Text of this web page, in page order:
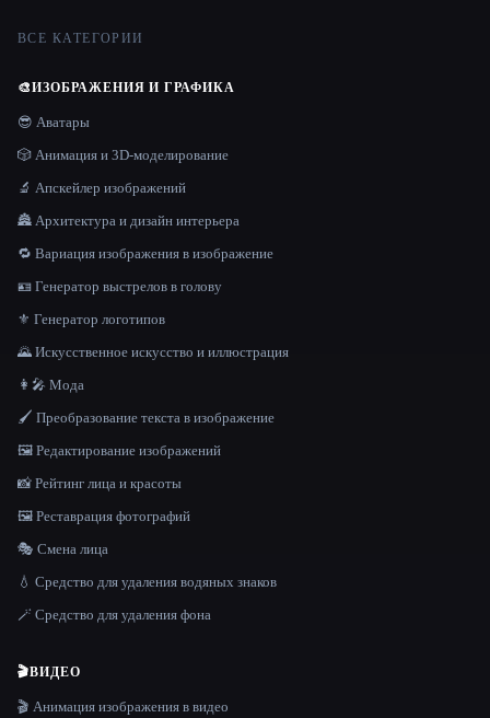
ВСЕ КАТЕГОРИИ
🎨ИЗОБРАЖЕНИЯ И ГРАФИКА
😎 Аватары
🎲 Анимация и 3D-моделирование
🔬 Апскейлер изображений
🏯 Архитектура и дизайн интерьера
🔁 Вариация изображения в изображение
🪪 Генератор выстрелов в голову
⚜️ Генератор логотипов
🌄 Искусственное искусство и иллюстрация
👩‍🎤 Мода
🖌️ Преобразование текста в изображение
🖼️ Редактирование изображений
📸 Рейтинг лица и красоты
🖼️ Реставрация фотографий
🎭 Смена лица
💧 Средство для удаления водяных знаков
🪄 Средство для удаления фона
🎬ВИДЕО
🎬 Анимация изображения в видео